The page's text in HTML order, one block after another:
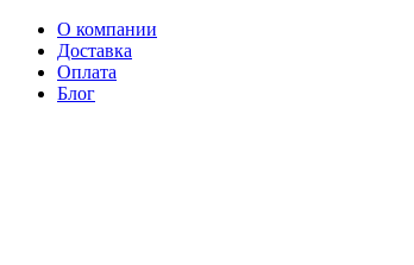
О компании
Доставка
Оплата
Блог